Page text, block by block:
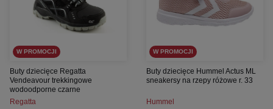
W PROMOCJI
Buty dziecięce Regatta
Vendeavour trekkingowe
wodoodporne czarne
Regatta
W PROMOCJI
Buty dziecięce Hummel Actus ML
sneakersy na rzepy różowe r. 33
Hummel